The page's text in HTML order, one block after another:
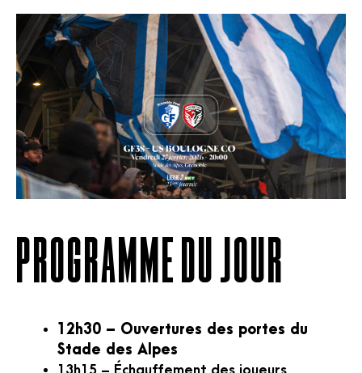
PROGRAMME DU JOUR
12h30 – Ouvertures des portes du
Stade des Alpes